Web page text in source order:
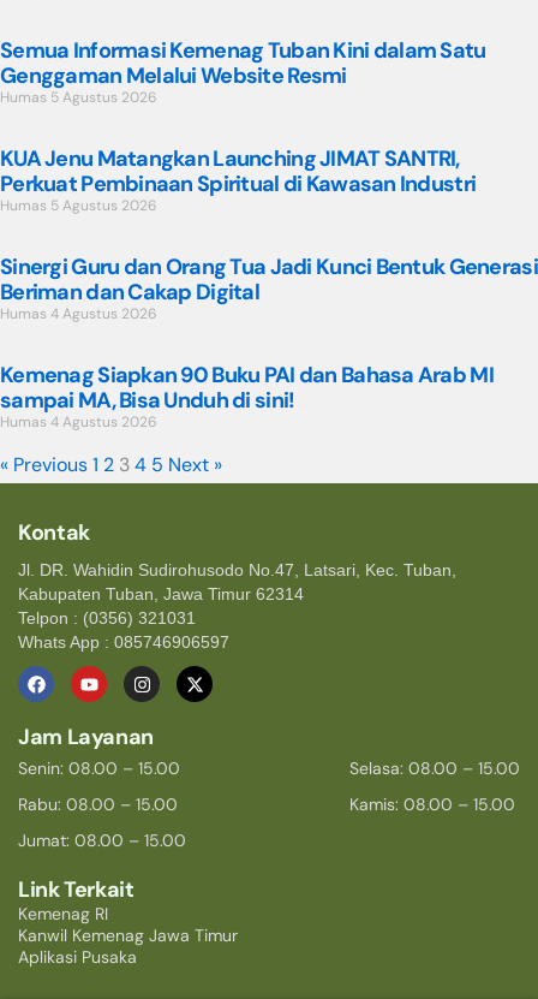
Semua Informasi Kemenag Tuban Kini dalam Satu
Genggaman Melalui Website Resmi
Humas 5 Agustus 2026
KUA Jenu Matangkan Launching JIMAT SANTRI,
Perkuat Pembinaan Spiritual di Kawasan Industri
Humas 5 Agustus 2026
Sinergi Guru dan Orang Tua Jadi Kunci Bentuk Generasi
Beriman dan Cakap Digital
Humas4 Agustus 2026
Kemenag Siapkan 90 Buku PAI dan Bahasa Arab MI
sampai MA, Bisa Unduh di sini!
Humas4 Agustus 2026
« Previous1 2 34 5 Next »
Kontak
Jl. DR. Wahidin Sudirohusodo No.47, Latsari, Kec. Tuban,
Kabupaten Tuban, Jawa Timur 62314
Telpon : (0356) 321031
Whats App : 085746906597
Jam Layanan
Senin: 08.00 – 15.00
Rabu: 08.00 – 15.00
Jumat: 08.00 – 15.00
Selasa: 08.00 – 15.00
Kamis: 08.00 – 15.00
Link Terkait
Kemenag RI
Kanwil Kemenag Jawa Timur
Aplikasi Pusaka